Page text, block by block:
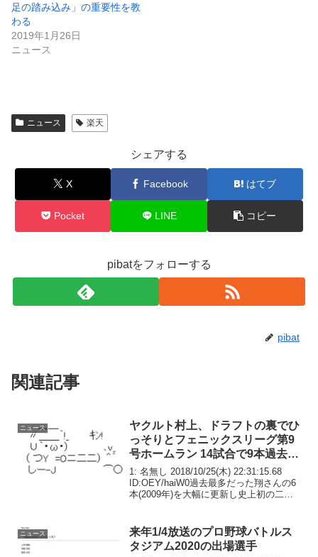
足の踏み込み」の重要性を教
わる
2019年1月26日
ニュース
ニュース 楽天
シェアする
X Facebook はてブ
Pocket LINE コピー
pibatをフォローする
pibat
関連記事
ニュース
ヤクルト村上、ドラフトの裏でひ
っそりとフェニックスリーグ第9
号ホームラン 14試合で9本過去最
多本数更新
1: 名無し 2018/10/25(木) 22:31:15.68
ID:OEY/haiW0過去最多だった翔さんの6
本(2009年)を大幅に更新し史上初の二桁
ニュース
来年1/4放送のプロ野球バトルス
タジアム2020の出場選手